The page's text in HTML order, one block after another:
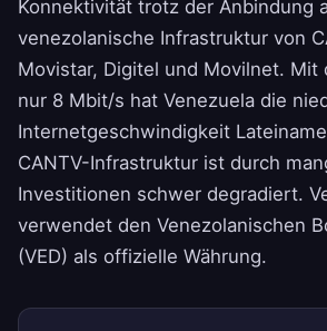
Konnektivität trotz der Anbindung
venezolanische Infrastruktur von
Movistar, Digitel und Movilnet. Mit
nur 8 Mbit/s hat Venezuela die
Internetgeschwindigkeit
CANTV-Infrastruktur ist durch
Investitionen schwer degradiert.
verwendet den Venezolanischen
(VED) als offizielle Währung.